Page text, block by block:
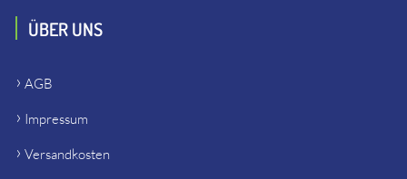
ÜBER UNS
AGB
Impressum
Versandkosten